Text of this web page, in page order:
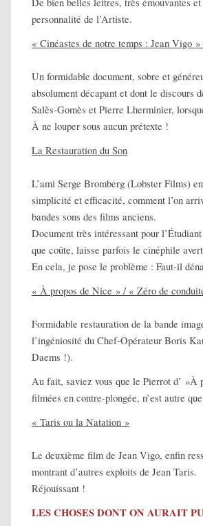
personnalité de l’Artiste.
« Cinéastes de notre temps : Jean Vigo »
Un formidable document, sobre et
absolument décapant et dont le discours
Salès-Gomès et Pierre Lherminier,
À ne louper sous aucun prétexte !
La Restauration du Son
L’ami Serge Bromberg (Lobster Films)
simplicité et efficacité, comment l’on
bandes sons des films anciens.
Document très intéressant pour
que coûte, laisse parfois le cinéphile
En cela, je pose le problème : Faut-il
« À propos de Nice » / « Zéro de
Formidable restauration de la bande
l’ingéniosité du Chef-Opérateur Boris
Daems !).
Au fait, saviez vous que le Pierrot d’ »À
filmées en contre-plongée, n’est autre
« Taris ou la Natation »
Le deuxième film de Jean Vigo, enfin
montrant d’autres exploits de Jean Taris.
Réjouissant !
LES CHOSES DONT ON AURAIT